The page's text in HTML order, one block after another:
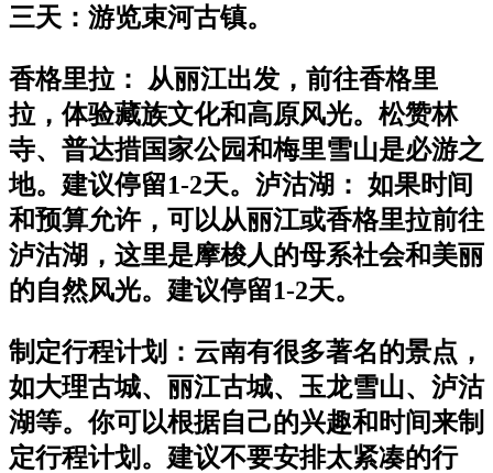
三天：游览束河古镇。
香格里拉： 从丽江出发，前往香格里
拉，体验藏族文化和高原风光。松赞林
寺、普达措国家公园和梅里雪山是必游之
地。建议停留1-2天。泸沽湖： 如果时间
和预算允许，可以从丽江或香格里拉前往
泸沽湖，这里是摩梭人的母系社会和美丽
的自然风光。建议停留1-2天。
制定行程计划：云南有很多著名的景点，
如大理古城、丽江古城、玉龙雪山、泸沽
湖等。你可以根据自己的兴趣和时间来制
定行程计划。建议不要安排太紧凑的行